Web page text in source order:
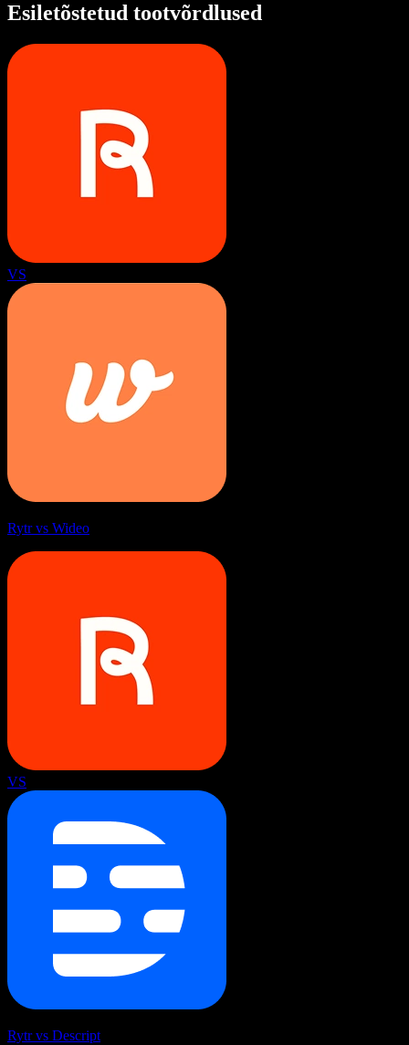
Esiletõstetud tootvõrdlused
VS
Rytr vs Wideo
VS
Rytr vs Descript